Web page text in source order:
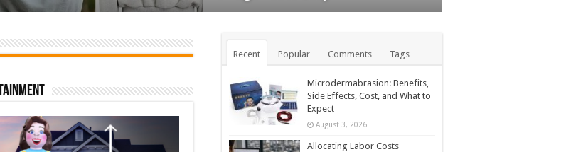
Recent Popular Comments Tags
Microdermabrasion: Benefits,
Side Effects, Cost, and What to
Expect
August 3, 2026
Allocating Labor Costs